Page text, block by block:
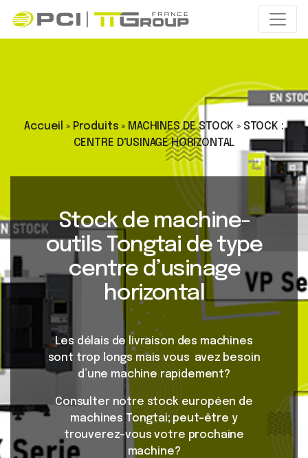
Accueil » Produits » MACHINES DE STOCK » STOCK :
CENTRE D'USINAGE HORIZONTAL
Stock de machine-
outils Tongtai de type
centre d’usinage
horizontal
Les délais de livraison des machines
sont trop longs mais vous avez besoin
d’une machine rapidement?
Consulter notre stock européen de
machines Tongtai; peut-être y
trouverez-vous votre prochaine
machine?